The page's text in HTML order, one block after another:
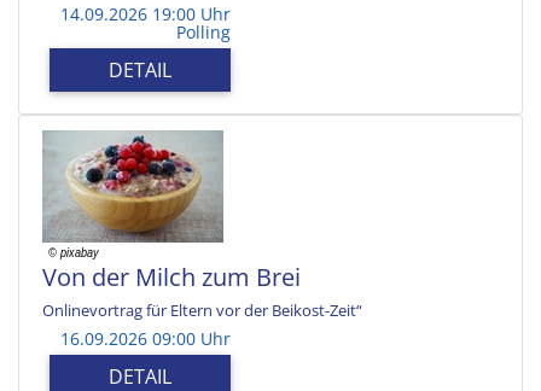
14.09.2026 19:00 Uhr
Polling
DETAIL
Von der Milch zum Brei
Onlinevortrag für Eltern vor der Beikost-Zeit“
16.09.2026 09:00 Uhr
DETAIL